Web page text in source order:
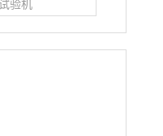
验机